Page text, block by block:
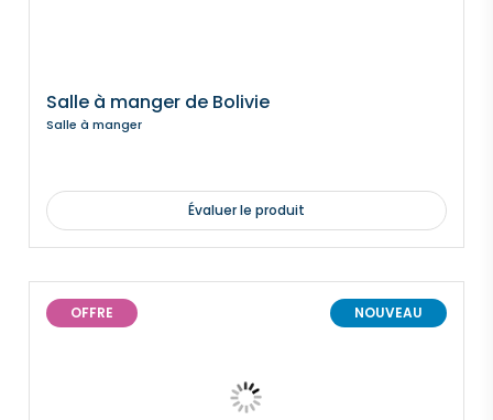
Salle à manger de Bolivie
Salle à manger
Évaluer le produit
OFFRE NOUVEAU